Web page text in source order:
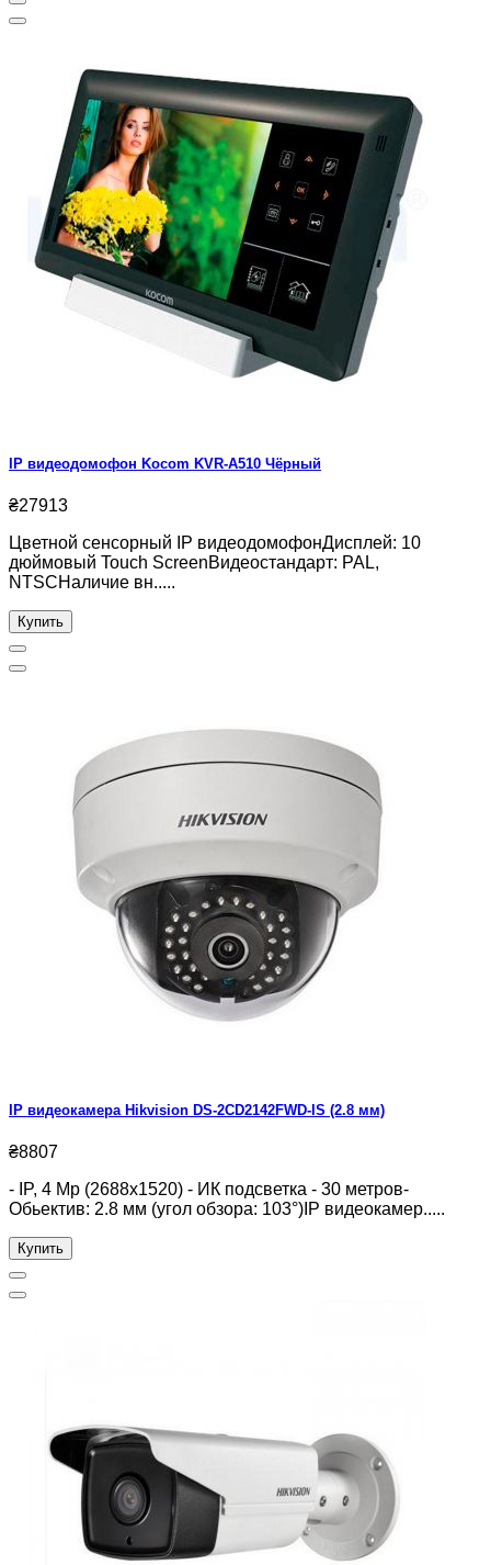
IP видеодомофон Kocom KVR-A510 Чёрный
₴27913
Цветной сенсорный IP видеодомофонДисплей: 10
дюймовый Touch ScreenВидеостандарт: PAL,
NTSCНаличие вн.....
Купить
IP видеокамера Hikvision DS-2CD2142FWD-IS (2.8 мм)
₴8807
- IP, 4 Mp (2688x1520) - ИК подсветка - 30 метров-
Обьектив: 2.8 мм (угол обзора: 103°)IP видеокамер.....
Купить